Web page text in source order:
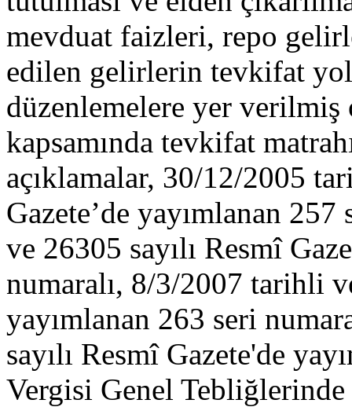
mevduat faizleri, repo
edilen gelirlerin tevkifat
düzenlemelere yer
kapsamında tevkifat
açıklamalar, 30/12/2005
Gazete’de yayımlanan
ve 26305 sayılı Resmî
numaralı, 8/3/2007 tarihli
yayımlanan 263 seri
sayılı Resmî Gazete'de
Vergisi Genel Tebliğlerinde